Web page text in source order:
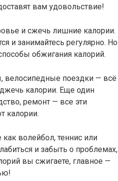
вам удовольствие!
и сжечь лишние калории.
и занимайтесь регулярно. Но
обжигания калорий.
велосипедные поездки — всё
калории. Еще один
ремонт — все эти
калории.
волейбол, теннис или
и забыть о проблемах,
вы сжигаете, главное —